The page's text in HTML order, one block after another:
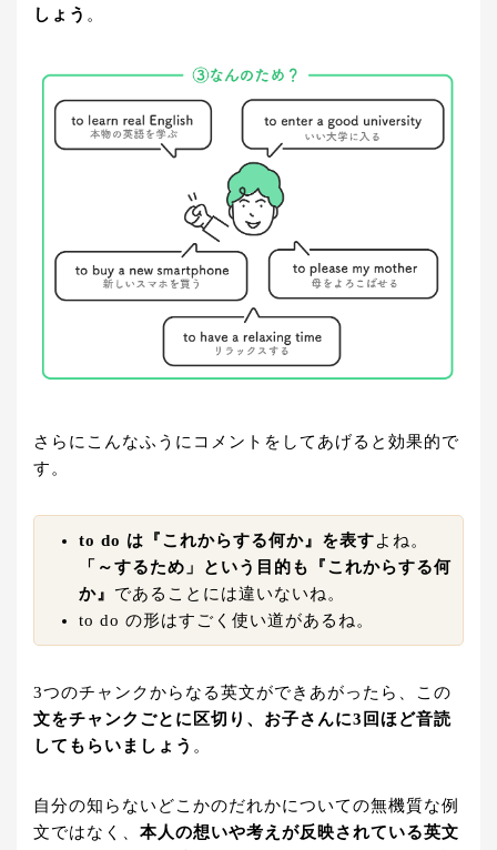
しょう 。
さらにこんなふうにコメントをしてあげると効果的で
す。
to do は『これからする何か』を表すよね。
「～するため」という目的も『これからする何
か』 であることには違いないね。
to do の形はすごく使い道があるね。
3つのチャンクからなる英文ができあがったら、この
文をチャンクごとに区切り、お子さんに3回ほど音読
してもらいましょう 。
自分の知らないどこかのだれかについての無機質な例
文ではなく、 本人の想いや考えが反映されている英文